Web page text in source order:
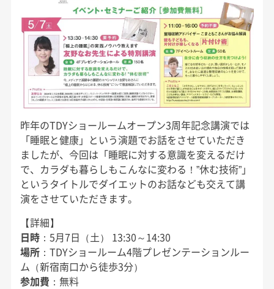
昨年のTDYショールームオープン3周年記念講演では
「睡眠と健康」という演題でお話をさせていただき
ましたが、今回は「睡眠に対する意識を変えるだけ
で、カラダも暮らしもこんなに変わる！”休む技術”」
というタイトルでダイエットのお話なども交えて講
演をさせていただきます。
【詳細】
日時：5月7日（土） 13:30～14:30
場所：TDYショールーム4階プレゼンテーションルー
ム（新宿南口から徒歩3分）
参加費 ：無料